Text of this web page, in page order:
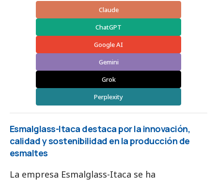
Claude
ChatGPT
Google AI
Gemini
Grok
Perplexity
Esmalglass-Itaca destaca por la innovación,
calidad y sostenibilidad en la producción de
esmaltes
La empresa Esmalglass-Itaca se ha